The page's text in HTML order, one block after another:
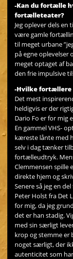
-Kan du fortælle
fortælleteater?
Jeg oplever dels
være gamle
til meget urbane
på egne oplevelser
meget optaget af
den frie impulsive
-Hvilke fortællere
Det mest
heldigvis er der
Dario Fo er for mig
En gammel VHS-
kæreste lånte med
selv i dag tænker
fortælleudtryk.
Clemmensen spille
direkte hjem og
Senere så jeg en
Peter Holst fra Det
for mig, da jeg
det er han stadig.
med sin særligt
krop og stemme er
noget særligt, der
autenticitet som